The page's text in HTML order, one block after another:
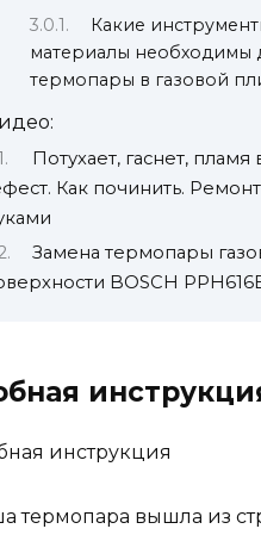
Какие
материалы необходимы
термопары в газовой
Потухает, гаснет, пламя
Как починить.
Замена термопары
BOSCH
термопара вышла из